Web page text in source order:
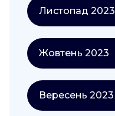
Листопад 2023
Жовтень 2023
Вересень 2023